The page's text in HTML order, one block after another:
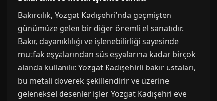
Bakırcılık, Yozgat Kadışehri’nda geçmişten
günümüze gelen bir diğer önemli el sanatıdır.
Bakır, dayanıklılığı ve işlenebilirliği sayesinde
mutfak eşyalarından süs eşyalarına kadar birçok
alanda kullanılır. Yozgat Kadışehirli bakır ustaları,
bu metali döverek şekillendirir ve üzerine
geleneksel desenler işler. Yozgat Kadışehri eve